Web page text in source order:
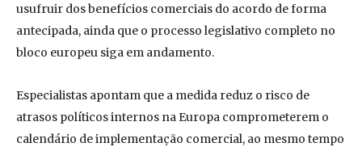
usufruir dos benefícios comerciais do acordo de forma
antecipada, ainda que o processo legislativo completo no
bloco europeu siga em andamento.
Especialistas apontam que a medida reduz o risco de
atrasos políticos internos na Europa comprometerem o
calendário de implementação comercial, ao mesmo tempo